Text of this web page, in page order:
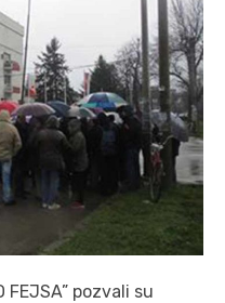
FEJSA” pozvali su